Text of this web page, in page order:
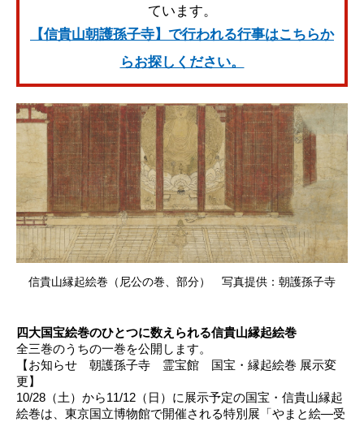
ています。
【信貴山朝護孫子寺】で行われる行事はこちらか
らお探しください。
信貴山縁起絵巻（尼公の巻、部分） 写真提供：朝護孫子寺
四大国宝絵巻のひとつに数えられる信貴山縁起絵巻
全三巻のうちの一巻を公開します。
【お知らせ 朝護孫子寺 霊宝館 国宝・縁起絵巻 展示変
更】
10/28（土）から11/12（日）に展示予定の国宝・信貴山縁起
絵巻は、東京国立博物館で開催される特別展「やまと絵―受